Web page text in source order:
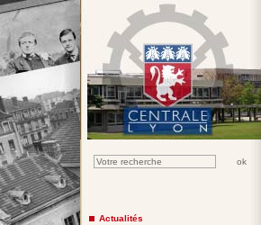
Actualités